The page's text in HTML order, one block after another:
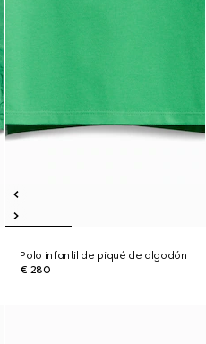
Polo infantil de piqué de algodón
€ 280